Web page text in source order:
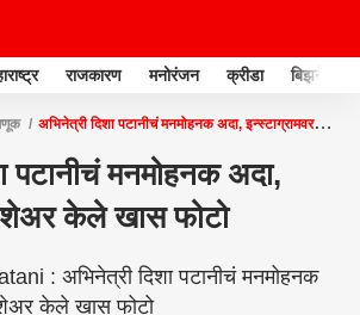
राजकारण मनोरंजन क्रीडा बिझनेस
अभिनेत्री दिशा पटानीचं मनमोहनक अदा, इन्स्टाग्रामवर
पटानीचं मनमोहनक अदा,
शेअर केले खास फोटो
: अभिनेत्री दिशा पटानीचं मनमोहनक
शेअर केले खास फोटो